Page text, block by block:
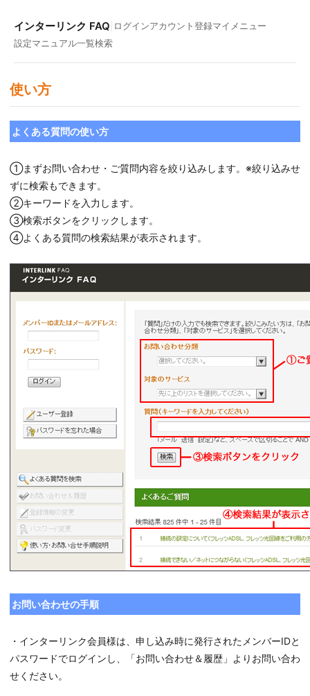
インターリンク FAQ ログインアカウント登録マイメニュー
設定マニュアル一覧検索
使い方
よくある質問の使い方
①まずお問い合わせ・ご質問内容を絞り込みします。※絞り込みせ
ずに検索もできます。
②キーワードを入力します。
③検索ボタンをクリックします。
④よくある質問の検索結果が表示されます。
お問い合わせの手順
・インターリンク会員様は、申し込み時に発行されたメンバーIDと
パスワードでログインし、「お問い合わせ＆履歴」よりお問い合わ
せください。